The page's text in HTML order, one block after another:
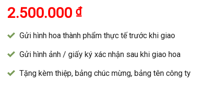
2.500.000 ₫
Gửi hình hoa thành phẩm thực tế trước khi giao
Gửi hình ảnh / giấy ký xác nhận sau khi giao hoa
Tặng kèm thiệp, bảng chúc mừng, bảng tên công ty